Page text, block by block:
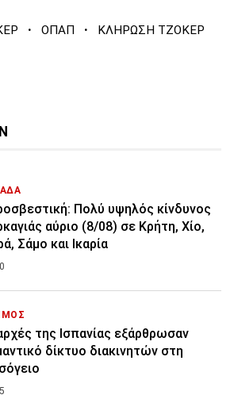
· ΟΠΑΠ · ΚΛΗΡΩΣΗ ΤΖΟΚΕΡ
Πολύ υψηλός κίνδυνος
αύριο (8/08) σε Κρήτη, Χίο,
Σάμο και Ικαρία
της Ισπανίας εξάρθρωσαν
δίκτυο διακινητών στη